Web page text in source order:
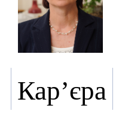
Кар’єра